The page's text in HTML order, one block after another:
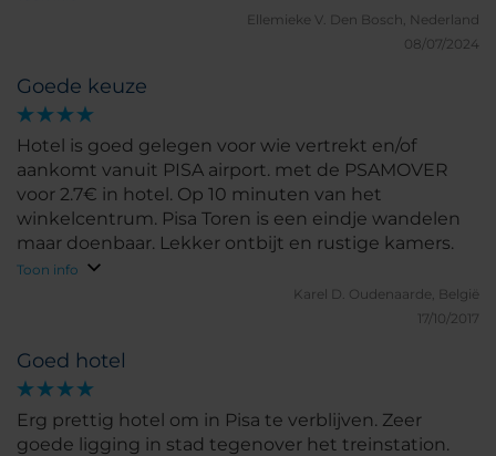
Ellemieke V. Den Bosch, Nederland
08/07/2024
Goede keuze
Hotel is goed gelegen voor wie vertrekt en/of
aankomt vanuit PISA airport. met de PSAMOVER
voor 2.7€ in hotel. Op 10 minuten van het
winkelcentrum. Pisa Toren is een eindje wandelen
maar doenbaar. Lekker ontbijt en rustige kamers.
Toon info
Karel D. Oudenaarde, België
17/10/2017
Goed hotel
Erg prettig hotel om in Pisa te verblijven. Zeer
goede ligging in stad tegenover het treinstation.